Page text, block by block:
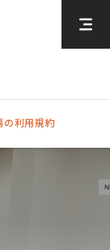
の利用規約